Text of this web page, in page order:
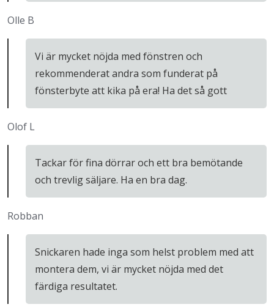
Olle B
Vi är mycket nöjda med fönstren och
rekommenderat andra som funderat på
fönsterbyte att kika på era! Ha det så gott
Olof L
Tackar för fina dörrar och ett bra bemötande
och trevlig säljare. Ha en bra dag.
Robban
Snickaren hade inga som helst problem med att
montera dem, vi är mycket nöjda med det
färdiga resultatet.